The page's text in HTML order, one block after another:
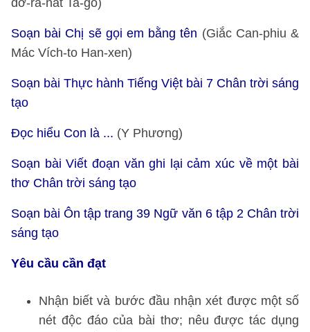
đờ-ra-nát Ta-go)
Soạn bài Chị sẽ gọi em bằng tên (Giắc Can-phiu &
Mác Vích-to Han-xen)
Soạn bài Thực hành Tiếng Việt bài 7 Chân trời sáng
tạo
Đọc hiểu Con là ... (Y Phương)
Soạn bài Viết đoạn văn ghi lại cảm xúc về một bài
thơ Chân trời sáng tạo
Soạn bài Ôn tập trang 39 Ngữ văn 6 tập 2 Chân trời
sáng tạo
Yêu cầu cần đạt
Nhận biết và bước đầu nhận xét được một số
nét độc đáo của bài thơ; nêu được tác dụng